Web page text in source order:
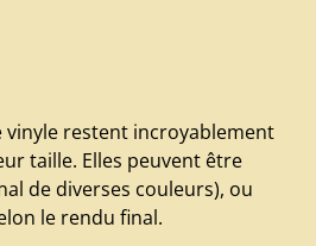
vinyle restent incroyablement
taille. Elles peuvent être
de diverses couleurs), ou
le rendu final.